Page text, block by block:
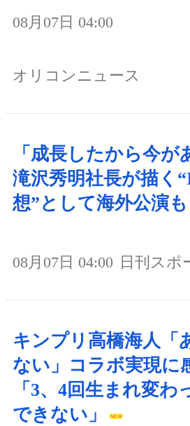
08月07日 04:00
オリコンニュース
「成長したから今が
滝沢秀明社長が描く
想”として海外公演も
08月07日 04:00 日刊スポ
キンプリ高橋海人「
ない」コラボ実現に
「3、4回生まれ変わ
できない」